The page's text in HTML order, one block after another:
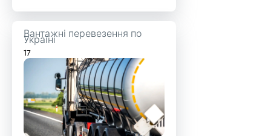
Вантажні перевезення по
Україні
17